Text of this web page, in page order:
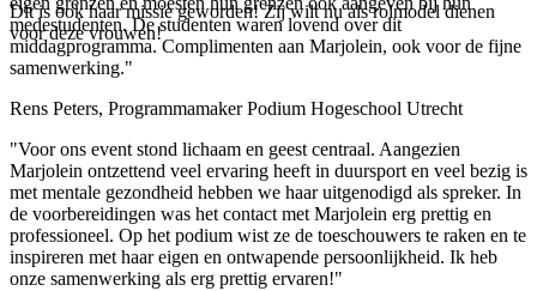
Dit is ook haar missie geworden! Zij wilt nu als rolmodel dienen
voor deze vrouwen!
medestudenten. De studenten waren lovend over dit
middagprogramma. Complimenten aan Marjolein, ook voor de fijne
samenwerking."
Rens Peters, Programmamaker Podium Hogeschool Utrecht
"Voor ons event stond lichaam en geest centraal. Aangezien
Marjolein ontzettend veel ervaring heeft in duursport en veel bezig is
met mentale gezondheid hebben we haar uitgenodigd als spreker. In
de voorbereidingen was het contact met Marjolein erg prettig en
professioneel. Op het podium wist ze de toeschouwers te raken en te
inspireren met haar eigen en ontwapende persoonlijkheid. Ik heb
onze samenwerking als erg prettig ervaren!"